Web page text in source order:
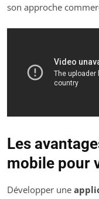
son approche
Les
mobile pour
Développer une